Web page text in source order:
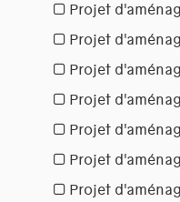
Projet
Projet
Projet
Projet
Projet
Projet
Projet